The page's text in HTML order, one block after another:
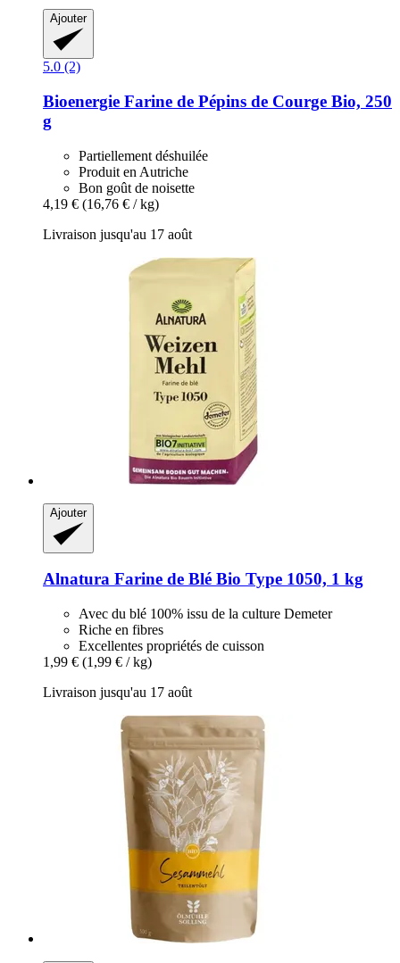
Ajouter
5.0 (2)
Bioenergie Farine de Pépins de Courge Bio, 250
g
Partiellement déshuilée
Produit en Autriche
Bon goût de noisette
4,19 € (16,76 € / kg)
Livraison jusqu'au 17 août
Ajouter
Alnatura Farine de Blé Bio Type 1050, 1 kg
Avec du blé 100% issu de la culture Demeter
Riche en fibres
Excellentes propriétés de cuisson
1,99 € (1,99 € / kg)
Livraison jusqu'au 17 août